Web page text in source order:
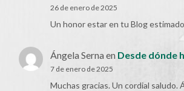
26 de enero de 2025
Un honor estar en tu Blog
Ángela Sernaen Desde dónde
7 de enero de 2025
Muchas gracias. Un cordial saludo.